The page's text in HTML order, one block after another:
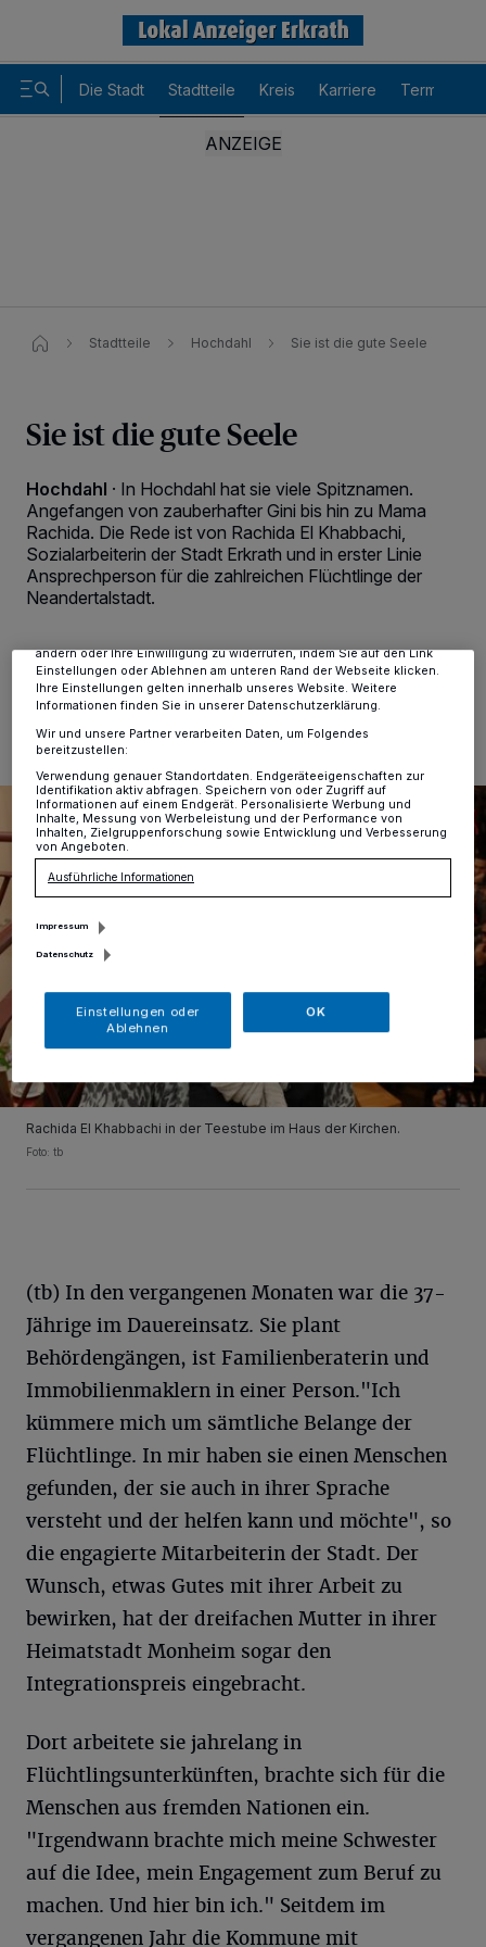
Die Stadt Stadtteile Kreis Karriere Termine
Stadtteile Hochdahl Sie ist die gute Seele
Sie ist die gute Seele
Hochdahl · In Hochdahl hat sie viele Spitznamen.
Angefangen von zauberhafter Gini bis hin zu Mama
Rachida. Die Rede ist von Rachida El Khabbachi,
Sozialarbeiterin der Stadt Erkrath und in erster Linie
Ansprechperson für die zahlreichen Flüchtlinge der
Neandertalstadt.
12.02.2016 , 15:00 Uhr 2 Minuten Lesezeit
Rachida El Khabbachi in der Teestube im Haus der Kirchen.
Foto: tb
(tb) In den vergangenen Monaten war die 37-
Jährige im Dauereinsatz. Sie plant
Behördengängen, ist Familienberaterin und
Immobilienmaklern in einer Person."Ich
kümmere mich um sämtliche Belange der
Flüchtlinge. In mir haben sie einen Menschen
gefunden, der sie auch in ihrer Sprache
versteht und der helfen kann und möchte", so
die engagierte Mitarbeiterin der Stadt. Der
Wunsch, etwas Gutes mit ihrer Arbeit zu
bewirken, hat der dreifachen Mutter in ihrer
Heimatstadt Monheim sogar den
Integrationspreis eingebracht.
Dort arbeitete sie jahrelang in
Flüchtlingsunterkünften, brachte sich für die
Menschen aus fremden Nationen ein.
"Irgendwann brachte mich meine Schwester
auf die Idee, mein Engagement zum Beruf zu
machen. Und hier bin ich." Seitdem im
vergangenen Jahr die Kommune mit
Wir und unsere218-Partner speichern und greifen auf
personenbezogene Daten wie Browserdaten oder eindeutige
Kennungen auf Ihrem Gerät zu. Durch Auswahl von OK aktivieren Sie
Tracking-Technologien für die unter „Wir und unsere Partner
verarbeiten Daten, um Ihnen Dienste bereitzustellen“ aufgeführten
Zwecke. Wenn Tracker deaktiviert sind, sind manche Inhalte und
ändern oder Ihre Einwilligung zu widerrufen, indem Sie auf den Link
Einstellungen oder Ablehnen am unteren Rand der Webseite klicken.
Ihre Einstellungen gelten innerhalb unseres Website. Weitere
Informationen finden Sie in unserer Datenschutzerklärung.
Wir und unsere Partner verarbeiten Daten, um Folgendes
bereitzustellen:
Verwendung genauer Standortdaten. Endgeräteeigenschaften zur
Identifikation aktiv abfragen. Speichern von oder Zugriff auf
Informationen auf einem Endgerät. Personalisierte Werbung und
Inhalte, Messung von Werbeleistung und der Performance von
Inhalten, Zielgruppenforschung sowie Entwicklung und Verbesserung
von Angeboten.
Ausführliche Informationen
Impressum
Datenschutz
Einstellungen oder
Ablehnen
OK